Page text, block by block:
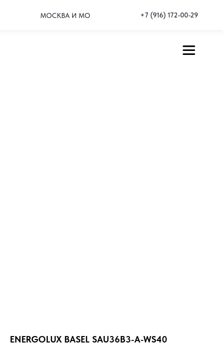
МОСКВА И МО +7 (916) 172-00-29
ENERGOLUX BASEL SAU36B3-A-WS40